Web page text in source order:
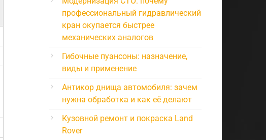
профессиональный гидравлический
кран окупается быстрее
механических аналогов
Гибочные пуансоны: назначение,
виды и применение
Антикор днища автомобиля: зачем
нужна обработка и как её делают
Кузовной ремонт и покраска Land
Rover